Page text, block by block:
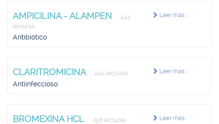
Leer más
AMPICILINA - ALAMPEN
424
lecturas
Antibiótico
Leer más
CLARITROMICINA 440 lecturas
Antiinfeccioso
Leer más
BROMEXINA HCL 256 lecturas